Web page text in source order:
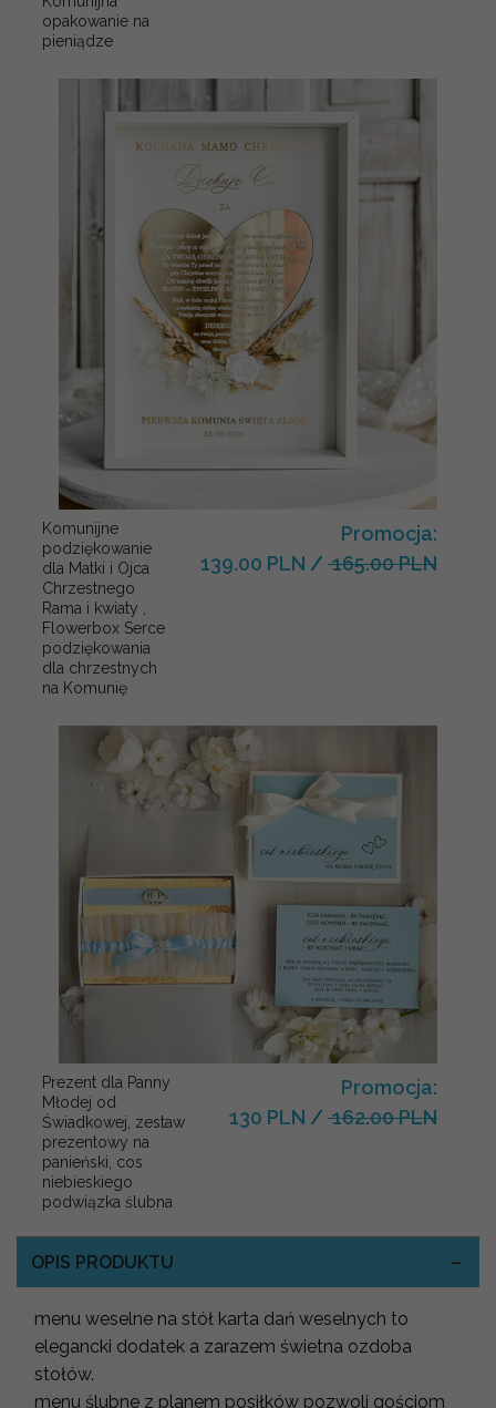
opakowanie na
pieniądze
Komunijne
podziękowanie
dla Matki i Ojca
Chrzestnego
Rama i kwiaty ,
Flowerbox Serce
podziękowania
dla chrzestnych
na Komunię
Promocja:
139.00 PLN / 165.00 PLN
Prezent dla Panny
Młodej od
Świadkowej, zestaw
prezentowy na
panieński, cos
niebieskiego
podwiązka ślubna
Promocja:
130 PLN / 162.00 PLN
OPIS PRODUKTU
menu weselne na stół karta dań weselnych to
elegancki dodatek a zarazem świetna ozdoba
stołów.
menu ślubne z planem posiłków pozwoli gościom